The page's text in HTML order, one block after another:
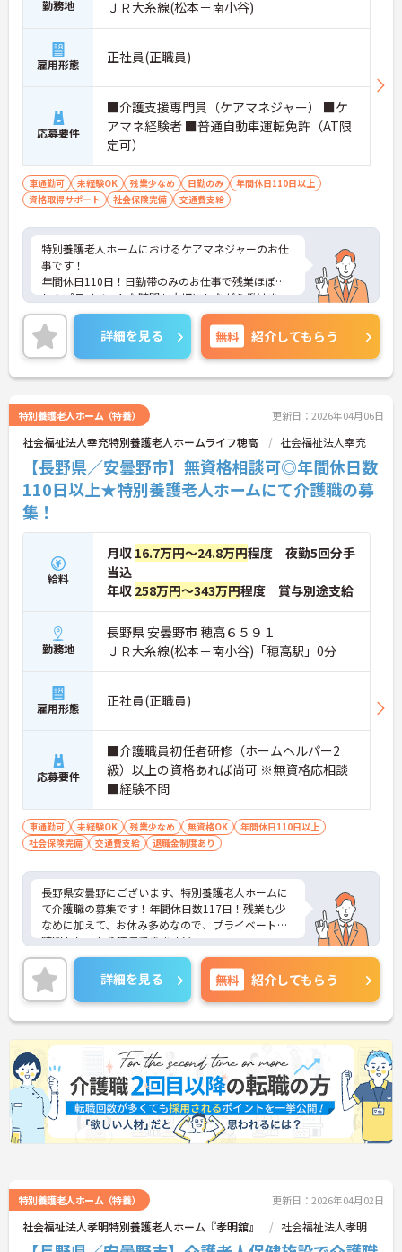
勤務地 ＪＲ大糸線(松本－南小谷)
雇用形態 正社員(正職員)
応募要件
■介護支援専門員（ケアマネジャー） ■ケ
アマネ経験者 ■普通自動車運転免許（AT限
定可）
車通勤可 未経験OK 残業少なめ 日勤のみ
年間休日110日以上
資格取得サポート
社会保険完備 交通費支給
特別養護老人ホームにおけるケアマネジャーのお仕
事です！
年間休日110日！日勤帯のみのお仕事で残業ほぼ無
し！プライベートな時間も大切にしながら働けま
す。
無料駐車場完備でマイカー通勤希望の方も安心！
ご興味ある方には、面接のポイントなど、さらに詳
細をお話致しますのでお気軽にご相談ください。
詳細を見る 無料 紹介してもらう
特別養護老人ホーム（特養） 更新日：2026年04月06日
社会福祉法人幸充特別養護老人ホームライフ穂高 社会福祉法人幸充
【長野県／安曇野市】無資格相談可◎年間休日数
110日以上★特別養護老人ホームにて介護職の募
集！
給料
月収 16.7万円～24.8万円程度 夜勤5回分手
当込
年収 258万円～343万円程度 賞与別途支給
勤務地
長野県 安曇野市 穂高６５９１
ＪＲ大糸線(松本－南小谷)「穂高駅」0分
雇用形態 正社員(正職員)
応募要件
■介護職員初任者研修（ホームヘルパー2
級）以上の資格あれば尚可 ※無資格応相談
■経験不問
車通勤可 未経験OK 残業少なめ 無資格OK
年間休日110日以上
社会保険完備
交通費支給 退職金制度あり
長野県安曇野にございます、特別養護老人ホームに
て介護職の募集です！年間休日数117日！残業も少
なめに加えて、お休み多めなので、プライベートの
時間もしっかり確保できます◎
無資格の方も相談可能で、活躍できるチャンスもご
ざいます★
マイカー通勤OKなので、通勤も楽々です♪
ご興味ある方には、面接のポイントなど、さらに詳
細をお話致しますのでお気軽にご相談ください。
詳細を見る 無料 紹介してもらう
特別養護老人ホーム（特養） 更新日：2026年04月02日
社会福祉法人孝明特別養護老人ホーム『孝明舘』 社会福祉法人孝明